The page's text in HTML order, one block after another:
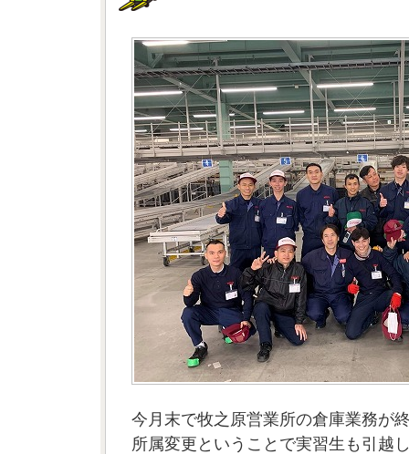
今月末で牧之原営業所の倉庫業務が
所属変更ということで実習生も引越